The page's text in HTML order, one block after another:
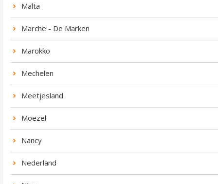
Malta
Marche - De Marken
Marokko
Mechelen
Meetjesland
Moezel
Nancy
Nederland